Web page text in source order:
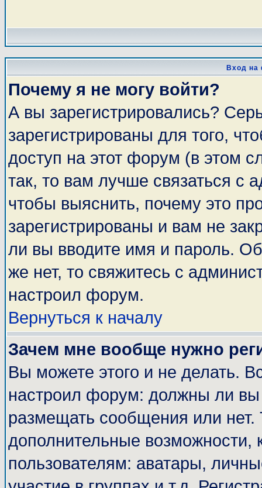
Вход на
Почему я не могу войти?
А вы зарегистрировались?
зарегистрированы для того,
доступ на этот форум (в этом
так, то вам лучше связаться с
чтобы выяснить, почему это
зарегистрированы и вам не
ли вы вводите имя и пароль.
же нет, то свяжитесь с
настроил форум.
Вернуться к началу
Зачем мне вообще нужно
Вы можете этого и не делать.
настроил форум: должны ли вы
размещать сообщения или
дополнительные
пользователям: аватары,